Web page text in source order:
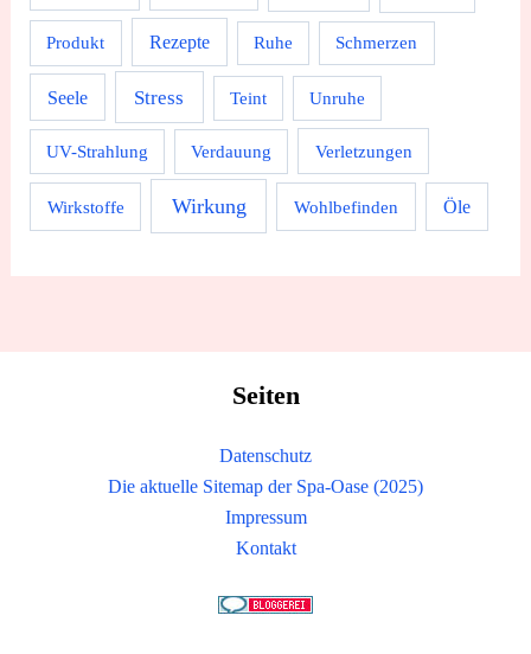
Produkt Rezepte Ruhe Schmerzen
Seele Stress Teint Unruhe
UV-Strahlung Verdauung Verletzungen
Wirkstoffe Wirkung Wohlbefinden Öle
Seiten
Datenschutz
Die aktuelle Sitemap der Spa-Oase (2025)
Impressum
Kontakt